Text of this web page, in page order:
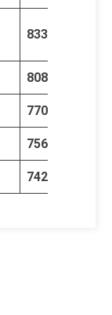
833
808
770
756
742